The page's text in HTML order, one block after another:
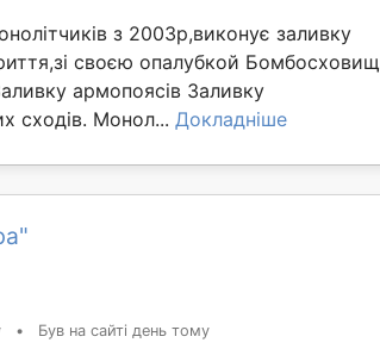
з 2003р,виконує заливку
своєю опалубкой Бомбосховищ
армопоясів Заливку
сходів. Монол... Докладніше
• Був на сайті день тому